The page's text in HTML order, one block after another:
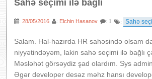
IT
Sahə seçimi ilə bağlı
: 28/05/2016 : Elchin Hasanov : 1 : Sahə
Salam. Hal-hazırda HR sahəsində olsam
niyyətindəyəm, lakin sahə seçimi ilə bağlı
Məsləhət görsəydiz şad olardım. Sys
Əgər developer desəz məhz hansı